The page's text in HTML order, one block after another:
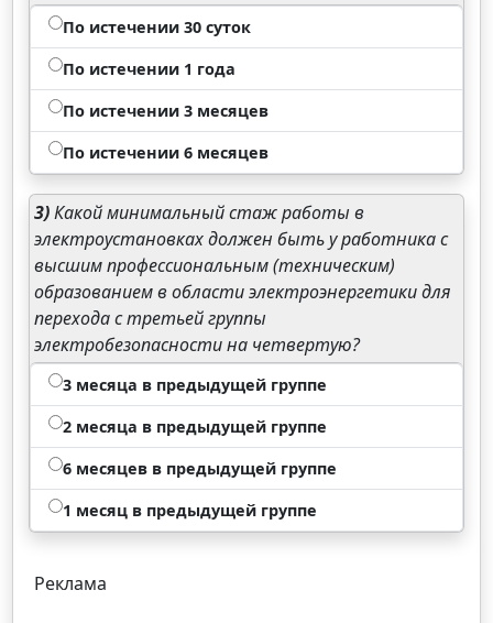
По истечении 30 суток
По истечении 1 года
По истечении 3 месяцев
По истечении 6 месяцев
3)Какой минимальный стаж работы в
электроустановках должен быть у работника с
высшим профессиональным (техническим)
образованием в области электроэнергетики для
перехода с третьей группы
электробезопасности на четвертую?
3 месяца в предыдущей группе
2 месяца в предыдущей группе
6 месяцев в предыдущей группе
1 месяц в предыдущей группе
Реклама